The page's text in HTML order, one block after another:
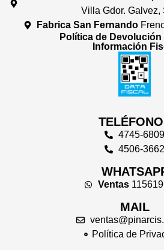
Villa Gdor. Galvez,
Fabrica San Fernando
Política de Devolución
Información
4745-6809
4506-3662
Ventas
MAIL
Política de